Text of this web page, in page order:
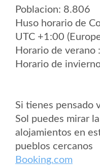
Poblacion: 8.806
Huso horario de
UTC +1:00
Horario de verano
Horario de
Si tienes pensado
Sol puedes mirar
alojamientos en
pueblos cercanos
Booking.com